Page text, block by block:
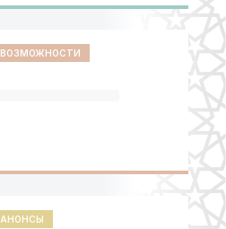
ВОЗМОЖНОСТИ
АНОНСЫ